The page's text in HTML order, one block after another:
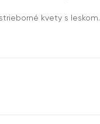
kvety s leskom.